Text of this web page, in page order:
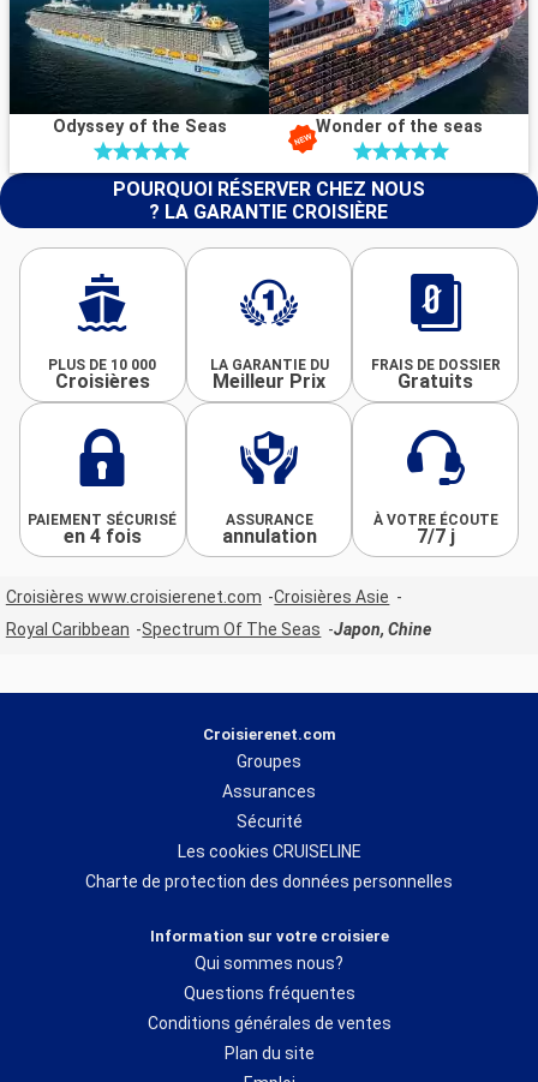
Odyssey of the Seas Wonder of the seas
POURQUOI RÉSERVER CHEZ NOUS
? LA GARANTIE CROISIÈRE
PLUS DE 10 000
Croisières
LA GARANTIE DU
Meilleur Prix
FRAIS DE DOSSIER
Gratuits
PAIEMENT SÉCURISÉ
en 4 fois
ASSURANCE
annulation
À VOTRE ÉCOUTE
7/7 j
Croisières www.croisierenet.com
Croisières Asie
Royal Caribbean
Spectrum Of The Seas Japon, Chine
Croisierenet.com
Groupes
Assurances
Sécurité
Les cookies CRUISELINE
Charte de protection des données personnelles
Information sur votre croisiere
Qui sommes nous?
Questions fréquentes
Conditions générales de ventes
Plan du site